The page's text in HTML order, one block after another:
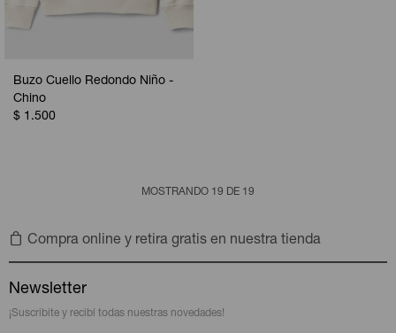
Buzo Cuello Redondo Niño -
Chino
$ 1.500
MOSTRANDO 19 DE 19
Compra online y retira gratis en nuestra tienda
Newsletter
¡Suscribite y recibí todas nuestras novedades!